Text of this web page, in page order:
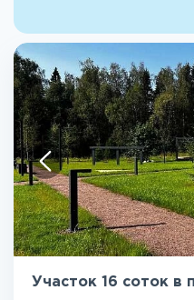
Участок 16 соток в